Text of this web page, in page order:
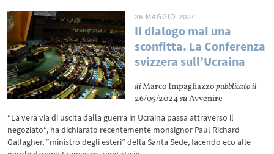
26 MAGGIO 2024
Il dialogo mai una
sconfitta. La Conferenza
svizzera sull’Ucraina
diMarco Impagliazzopubblicato il
26/05/2024suAvvenire
“La vera via di uscita dalla guerra in Ucraina passa attraverso il
negoziato“, ha dichiarato recentemente monsignor Paul Richard
Gallagher, “ministro degli esteri” della Santa Sede, facendo eco alle